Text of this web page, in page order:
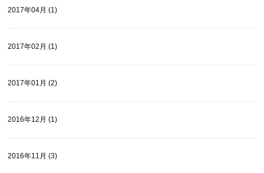
2017年04月 (1)
2017年02月 (1)
2017年01月 (2)
2016年12月 (1)
2016年11月 (3)